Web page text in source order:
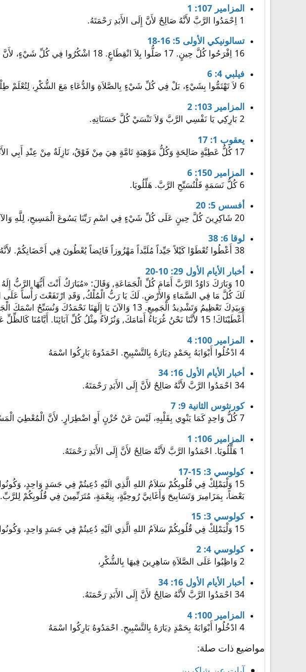
المزامير 107: 1
1 اِحْمَدُوا الرَّبَّ لأَنَّهُ صَالِحٌ لأَنَّ إِلَى الأَبَدِ رَحْمَتَهُ.
تسالونيكي الأولى 5: 16-18
16 اِفْرَحُوا كُلَّ حِينٍ. 17 صَلُّوا بِلاَ انْقِطَاعٍ. 18 اشْكُرُوا فِي كُلِّ شَيْءٍ، لأَنَّ هَذِهِ هِيَ مَشِيئَةُ اللهِ فِي الْمَسِيحِ يَسُوعَ مِنْ جِهَتِكُمْ.
فيلبي 4: 6
6 لاَ تَهْتَمُّوا بِشَيْءٍ، بَلْ فِي كُلِّ شَيْءٍ بِالصَّلاَةِ وَالدُّعَاءِ مَعَ الشُّكْرِ، لِتُعْلَمْ طِلْبَاتُكُمْ لَدَى اللهِ.
المزامير 103: 2
2 بَارِكِي يَا نَفْسِي الرَّبَّ وَلاَ تَنْسَيْ كُلَّ حَسَنَاتِهِ.
يعقوب 1: 17
17 كُلُّ عَطِيَّةٍ صَالِحَةٍ وَكُلُّ مَوْهِبَةٍ تَامَّةٍ هِيَ مِنْ فَوْقُ، نَازِلَةٌ مِنْ عِنْدِ أَبِي الأَنْوَارِ، الَّذِي لَيْسَ عِنْدَهُ تَغْيِيرٌ وَلاَ ظِلُّ دَوَرَانٍ.
المزامير 150: 6
6 كُلُّ نَسَمَةٍ فَلْتُسَبِّحِ الرَّبَّ. هَلِّلُويَا.
أفسس 5: 20
20 شَاكِرِينَ كُلَّ حِينٍ عَلَى كُلِّ شَيْءٍ فِي اسْمِ رَبِّنَا يَسُوعَ الْمَسِيحِ، لِلَّهِ وَالآبِ.
لوقا 6: 38
38 أَعْطُوا تُعْطَوْا كَيْلاً جَيِّداً مُلَبَّداً مَهْزُوزاً فَائِضاً يُعْطُونَ فِي أَحْضَانِكُمْ. لأَنَّهُ بِنَفْسِ الْكَيْلِ الَّذِي بِهِ تَكِيلُونَ يُكَالُ لَكُمْ».
أخبار الأيام الأول 29: 10-20
أَعْطَيْنَاكَ! 15 لأَنَّنَا نَحْنُ غُرَبَاءُ أَمَامَكَ, وَنُزَلاَءُ مِثْلُ كُلِّ آبَائِنَا. أَيَّامُنَا كَالظِّلِّ عَلَى الأَرْضِ وَلَيْسَ رَجَاءٌ. ...
المزامير 100: 4
4 ادْخُلُوا أَبْوَابَهُ بِحَمْدٍ دِيَارَهُ بِالتَّسْبِيحِ. احْمَدُوهُ بَارِكُوا اسْمَهُ
أخبار الأيام الأول 16: 34
34 احْمَدُوا الرَّبَّ لأَنَّهُ صَالِحٌ لأَنَّ إِلَى الأَبَدِ رَحْمَتَهُ.
كورنثوس الثانية 9: 7
7 كُلُّ وَاحِدٍ كَمَا يَنْوِي بِقَلْبِهِ، لَيْسَ عَنْ حُزْنٍ أَوِ اضْطِرَارٍ. لأَنَّ الْمُعْطِيَ الْمَسْرُورَ يُحِبُّهُ اللهُ.
المزامير 106: 1
1 هَلِّلُويَا. احْمَدُوا الرَّبَّ لأَنَّهُ صَالِحٌ لأَنَّ إِلَى الأَبَدِ رَحْمَتَهُ.
كولوسي 3: 15-17
بَعْضاً، بِمَزَامِيرَ وَتَسَابِيحَ وَأَغَانِيَّ رُوحِيَّةٍ، بِنِعْمَةٍ، مُتَرَنِّمِينَ فِي قُلُوبِكُمْ لِلرَّبِّ. 17 وَكُلُّ مَا عَمِلْتُمْ بِقَوْلٍ اوْ فِعْلٍ، فَاعْمَلُوا الْكُلَّ بِاسْمِ الرَّبِّ يَسُوعَ، شَاكِرِينَ اللهَ وَالآبَ بِهِ.
كولوسي 3: 15
15 وَلْيَمْلِكْ فِي قُلُوبِكُمْ سَلاَمُ اللهِ الَّذِي الَيْهِ دُعِيتُمْ فِي جَسَدٍ وَاحِدٍ، وَكُونُوا شَاكِرِينَ.
كولوسي 4: 2
2 وَاظِبُوا عَلَى الصَّلاَةِ سَاهِرِينَ فِيهَا بِالشُّكْرِ،
أخبار الأيام الأول 16: 34
34 احْمَدُوا الرَّبَّ لأَنَّهُ صَالِحٌ لأَنَّ إِلَى الأَبَدِ رَحْمَتَهُ.
المزامير 100: 4
4 ادْخُلُوا أَبْوَابَهُ بِحَمْدٍ دِيَارَهُ بِالتَّسْبِيحِ. احْمَدُوهُ بَارِكُوا اسْمَهُ
مواضيع ذات صلة: